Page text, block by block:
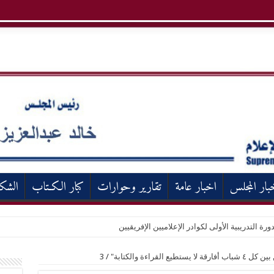
المجلس اخبار عامة تقارير وحوارات كبار الكـتاب
التدريبية الأولى لكوادر الإعلاميين الإفريقيين
/
3